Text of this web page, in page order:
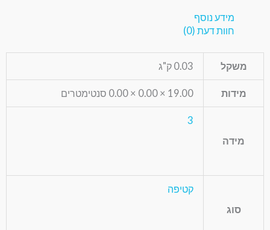
מידע נוסף
חוות דעת (0)
משקל 0.03 ק"ג
מידות 19.00 × 0.00 × 0.00 סנטימטרים
מידה
3
סוג
קטיפה